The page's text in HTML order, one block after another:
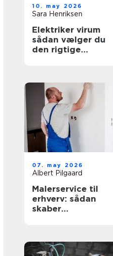
10. may 2026
Sara Henriksen
Elektriker virum
sådan vælger du
den rigtige
07. may 2026
Albert Pilgaard
Malerservice til
erhverv: sådan
skaber
virksomheder